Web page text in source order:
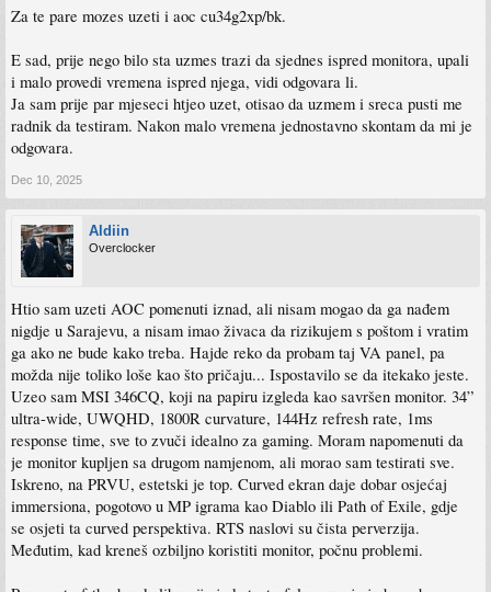
Za te pare mozes uzeti i aoc cu34g2xp/bk.
E sad, prije nego bilo sta uzmes trazi da sjednes ispred monitora, upali
i malo provedi vremena ispred njega, vidi odgovara li.
Ja sam prije par mjeseci htjeo uzet, otisao da uzmem i sreca pusti me
radnik da testiram. Nakon malo vremena jednostavno skontam da mi je
odgovara.
Dec 10, 2025
Aldiin
Overclocker
Htio sam uzeti AOC pomenuti iznad, ali nisam mogao da ga nađem
nigdje u Sarajevu, a nisam imao živaca da rizikujem s poštom i vratim
ga ako ne bude kako treba. Hajde reko da probam taj VA panel, pa
možda nije toliko loše kao što pričaju... Ispostavilo se da itekako jeste.
Uzeo sam MSI 346CQ, koji na papiru izgleda kao savršen monitor. 34”
ultra-wide, UWQHD, 1800R curvature, 144Hz refresh rate, 1ms
response time, sve to zvuči idealno za gaming. Moram napomenuti da
je monitor kupljen sa drugom namjenom, ali morao sam testirati sve.
Iskreno, na PRVU, estetski je top. Curved ekran daje dobar osjećaj
immersiona, pogotovo u MP igrama kao Diablo ili Path of Exile, gdje
se osjeti ta curved perspektiva. RTS naslovi su čista perverzija.
Međutim, kad kreneš ozbiljno koristiti monitor, počnu problemi.